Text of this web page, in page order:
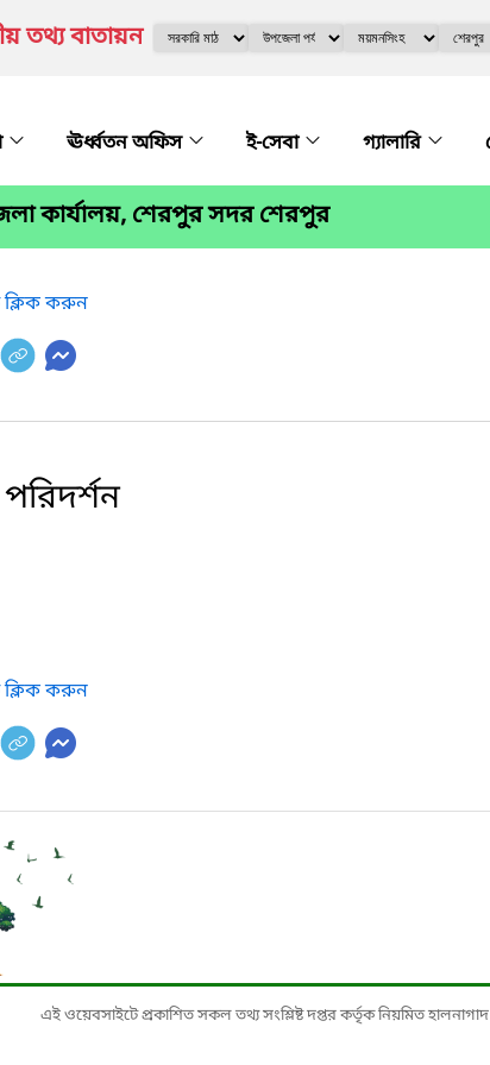
তথ্য বাতায়ন
ঊর্ধ্বতন অফিস ই-সেবা গ্যালারি
কার্যালয়, শেরপুর সদর শেরপুর
ক্লিক করুন
ক্লিক করুন
এই ওয়েবসাইটে প্রকাশিত সকল তথ্য সংশ্লিষ্ট দপ্তর কর্তৃক নিয়মিত হালনাগাদ